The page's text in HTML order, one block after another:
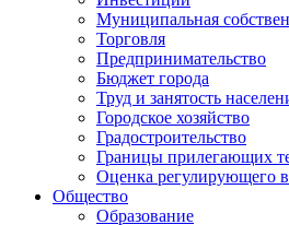
Муниципальная
Торговля
Предпринимательство
Бюджет города
Труд и занятость
Городское хозяйство
Градостроительство
Границы прилегающих
Оценка регулирующего
Общество
Образование